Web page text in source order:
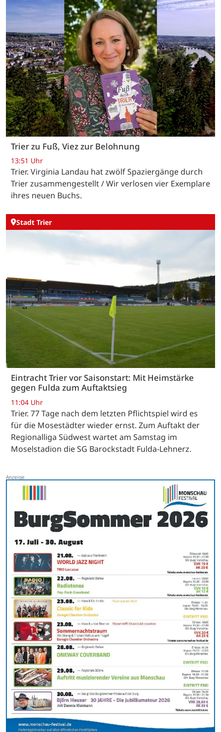
Trier zu Fuß, Viez zur Belohnung
13:51 Uhr
Trier. Virginia Landau hat zwölf Spaziergänge durch
Trier zusammengestellt / Wir verlosen vier Exemplare
ihres neuen Buchs.
Stadt Trier
Eintracht Trier vor Saisonstart: Mit Heimstärke
gegen Fulda zum Auftaktsieg
11:04 Uhr
Trier. 77 Tage nach dem letzten Pflichtspiel wird es
für die Mosestädter wieder ernst. Zum Auftakt der
Regionalliga Südwest wartet am Samstag im
Moselstadion die SG Barockstadt Fulda-Lehnerz.